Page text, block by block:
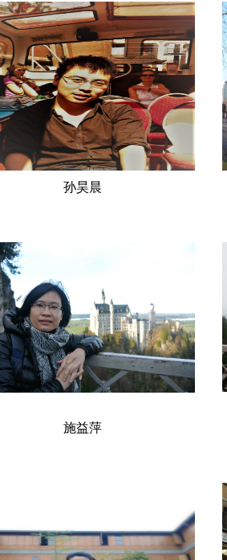
名：孙昊晨 性 别：
2002-2008 南京外国语学校2008-
南京大学 本科2013-
南京大学/哥廷根大学 硕士工作简
2016-2017 中国农业银行浙江省分
至今 草榴社区-番茄社区直播-
社区 研究方向： 跨文化日耳曼学
教学主讲课程： 工程师德语，德语
说主要论文： 《大学德语...
孙昊晨
名：施益萍 性 别：女
语草榴社区 外国语与应用语言学（硕
工作简历： 2002.8至今在草榴社区-
社区直播-暗网社区 德语教师 研究方
施益萍